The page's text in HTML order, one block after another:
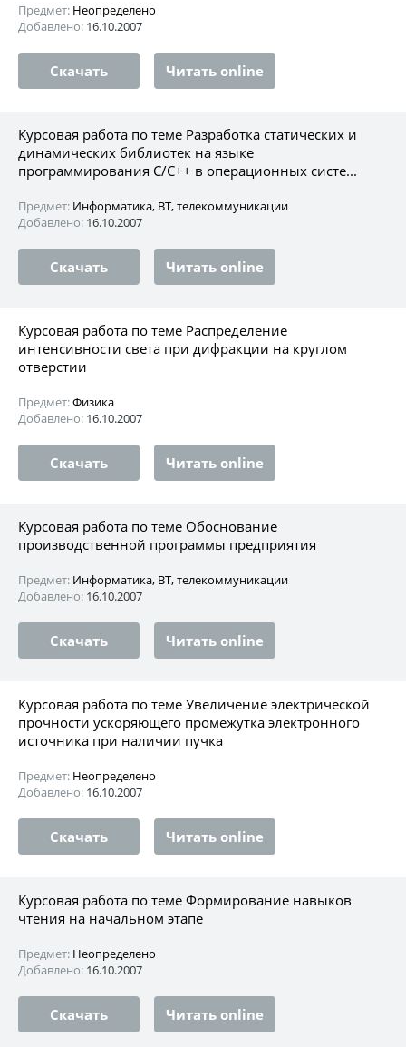
Предмет: Неопределено
Добавлено: 16.10.2007
Скачать Читать online
Курсовая работа по теме Разработка статических и
динамических библиотек на языке
программирования С/C++ в операционных систе...
Предмет: Информатика, ВТ, телекоммуникации
Добавлено: 16.10.2007
Скачать Читать online
Курсовая работа по теме Распределение
интенсивности света при дифракции на круглом
отверстии
Предмет:Физика
Добавлено: 16.10.2007
Скачать Читать online
Курсовая работа по теме Обоснование
производственной программы предприятия
Предмет: Информатика, ВТ, телекоммуникации
Добавлено: 16.10.2007
Скачать Читать online
Курсовая работа по теме Увеличение электрической
прочности ускоряющего промежутка электронного
источника при наличии пучка
Предмет: Неопределено
Добавлено: 16.10.2007
Скачать Читать online
Курсовая работа по теме Формирование навыков
чтения на начальном этапе
Предмет: Неопределено
Добавлено: 16.10.2007
Скачать Читать online